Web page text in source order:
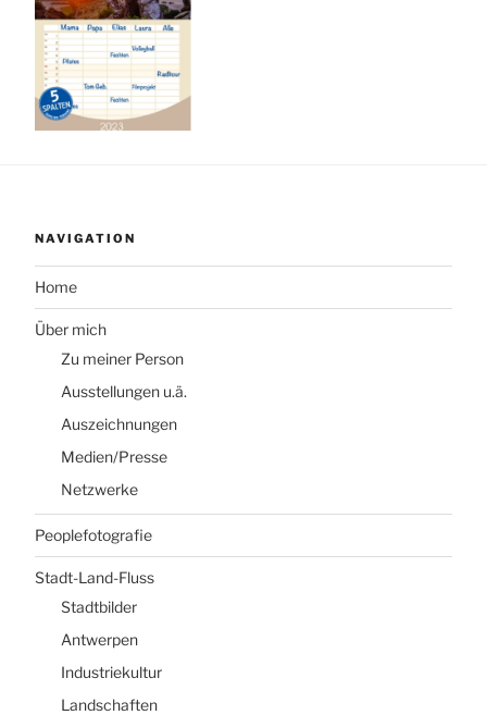
NAVIGATION
Home
Über mich
Zu meiner Person
Ausstellungen u.ä.
Auszeichnungen
Medien/Presse
Netzwerke
Peoplefotografie
Stadt-Land-Fluss
Stadtbilder
Antwerpen
Industriekultur
Landschaften